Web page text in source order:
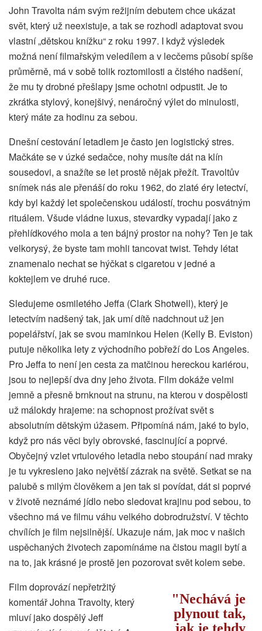
John Travolta nám svým režijním debutem chce ukázat
svět, který už neexistuje, a tak se rozhodl adaptovat svou
vlastní „dětskou knížku“ z roku 1997. I když výsledek
možná není filmařským veledílem a v lecčems působí spíše
průměrně, má v sobě tolik roztomilosti a čistého nadšení,
že mu ty drobné přešlapy jsme ochotni odpustit. Je to
zkrátka stylový, konejšivý, nenáročný výlet do minulosti,
který máte za hodinu za sebou.
Dnešní cestování letadlem je často jen logistický stres.
Mačkáte se v úzké sedačce, nohy musíte dát na klín
sousedovi, a snažíte se let prostě nějak přežít. Travoltův
snímek nás ale přenáší do roku 1962, do zlaté éry letectví,
kdy byl každý let společenskou událostí, trochu posvátným
rituálem. Všude vládne luxus, stevardky vypadají jako z
přehlídkového mola a ten bájný prostor na nohy? Ten je tak
velkorysý, že byste tam mohli tancovat twist. Tehdy létat
znamenalo nechat se hýčkat s cigaretou v jedné a
koktejlem ve druhé ruce.
Sledujeme osmiletého Jeffa (Clark Shotwell), který je
letectvím nadšený tak, jak umí dítě nadchnout už jen
popelářství, jak se svou maminkou Helen (Kelly B. Eviston)
putuje několika lety z východního pobřeží do Los Angeles.
Pro Jeffa to není jen cesta za matčinou hereckou kariérou,
jsou to nejlepší dva dny jeho života. Film dokáže velmi
jemně a přesně brnknout na strunu, na kterou v dospělosti
už málokdy hrajeme: na schopnost prožívat svět s
absolutním dětským úžasem. Připomíná nám, jaké to bylo,
když pro nás věci byly obrovské, fascinující a poprvé.
Obyčejný vzlet vrtulového letadla nebo stoupání nad mraky
je tu vykresleno jako největší zázrak na světě. Setkat se na
palubě s milým člověkem a jen tak si povídat, dát si poprvé
v životě neznámé jídlo nebo sledovat krajinu pod sebou, to
všechno má ve filmu váhu velkého dobrodružství. V těchto
chvílích je film nejsilnější. Ukazuje nám, jak moc v našich
uspěchaných životech zapomínáme na čistou magii bytí a
na to, jak krásné je prostě jen pozorovat svět kolem sebe.
Nechává je
plynout tak,
jak je tehdy
Film doprovází nepřetržitý
komentář Johna Travolty, který
mluví jako dospělý Jeff